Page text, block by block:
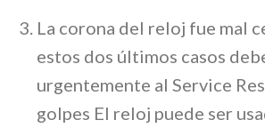
La corona del reloj fue mal
estos dos últimos casos
urgentemente al Service
golpes El reloj puede ser